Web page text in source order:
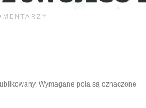
Wymagane pola są oznaczone